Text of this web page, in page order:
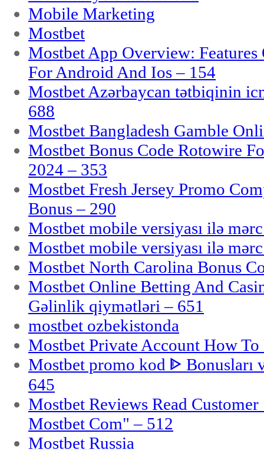
Mobile Marketing
Mostbet
Mostbet App Overview:
For Android And Ios – 154
Mostbet Azərbaycan tətbiqinin
688
Mostbet Bangladesh Gamble
Mostbet Bonus Code Rotowire
2024 – 353
Mostbet Fresh Jersey Promo
Bonus – 290
Mostbet mobile versiyası ilə
Mostbet mobile versiyası ilə
Mostbet North Carolina Bonus
Mostbet Online Betting And
Gəlinlik qiymətləri – 651
mostbet ozbekistonda
Mostbet Private Account How
Mostbet promo kod ᐈ Bonusları
645
Mostbet Reviews Read
Mostbet Com" – 512
Mostbet Russia